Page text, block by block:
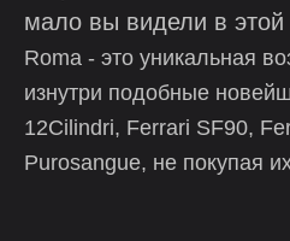
мало вы видели в
Roma - это уникальная
изнутри подобные
12Cilindri, Ferrari SF90,
Purosangue, не покупая